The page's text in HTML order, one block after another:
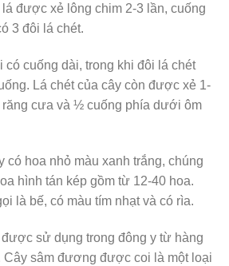
được xẻ lông chim 2-3 lần, cuống
3 đôi lá chét.
cuống dài, trong khi đôi lá chét
Lá chét của cây còn được xẻ 1-
răng cưa và ½ cuống phía dưới ôm
hoa nhỏ màu xanh trắng, chúng
hình tán kép gồm từ 12-40 hoa.
là bế, có màu tím nhạt và có rìa.
sử dụng trong đông y từ hàng
Cây sâm đương được coi là một loại